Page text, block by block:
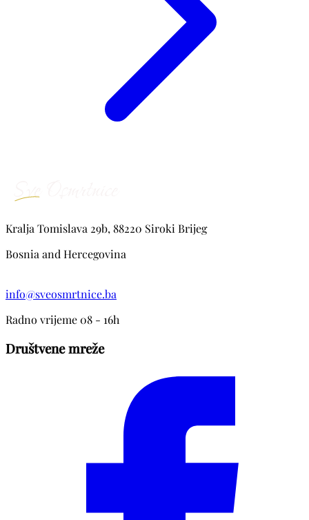
Kralja Tomislava 29b, 88220 Siroki Brijeg
Bosnia and Hercegovina
info@sveosmrtnice.ba
Radno vrijeme 08 - 16h
Društvene mreže